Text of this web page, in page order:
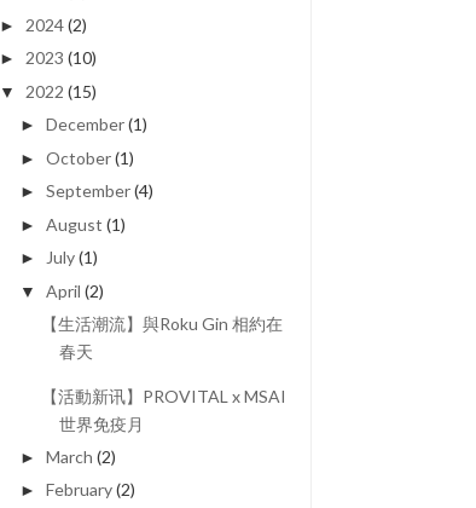
► 2024(2)
► 2023 (10)
▼ 2022 (15)
► December(1)
► October(1)
► September(4)
► August (1)
► July(1)
▼ April (2)
【生活潮流】與Roku Gin 相約在
春天
【活動新讯】PROVITAL x MSAI
世界免疫月
► March (2)
► February(2)